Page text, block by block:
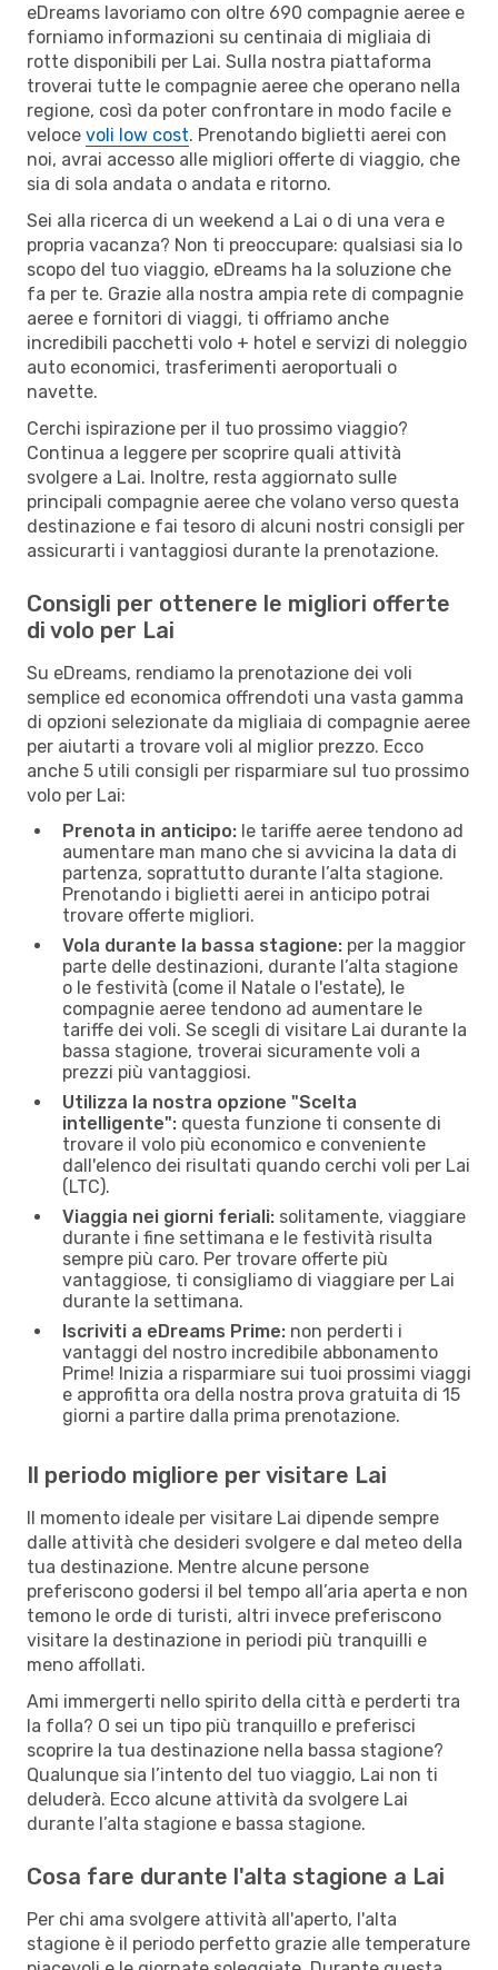
eDreams lavoriamo con oltre 690 compagnie aeree e
forniamo informazioni su centinaia di migliaia di
rotte disponibili per Lai. Sulla nostra piattaforma
troverai tutte le compagnie aeree che operano nella
regione, così da poter confrontare in modo facile e
veloce voli low cost. Prenotando biglietti aerei con
noi, avrai accesso alle migliori offerte di viaggio, che
sia di sola andata o andata e ritorno.
Sei alla ricerca di un weekend a Lai o di una vera e
propria vacanza? Non ti preoccupare: qualsiasi sia lo
scopo del tuo viaggio, eDreams ha la soluzione che
fa per te. Grazie alla nostra ampia rete di compagnie
aeree e fornitori di viaggi, ti offriamo anche
incredibili pacchetti volo + hotel e servizi di noleggio
auto economici, trasferimenti aeroportuali o
navette.
Cerchi ispirazione per il tuo prossimo viaggio?
Continua a leggere per scoprire quali attività
svolgere a Lai. Inoltre, resta aggiornato sulle
principali compagnie aeree che volano verso questa
destinazione e fai tesoro di alcuni nostri consigli per
assicurarti i vantaggiosi durante la prenotazione.
Consigli per ottenere le migliori offerte
di volo per Lai
Su eDreams, rendiamo la prenotazione dei voli
semplice ed economica offrendoti una vasta gamma
di opzioni selezionate da migliaia di compagnie aeree
per aiutarti a trovare voli al miglior prezzo. Ecco
anche 5 utili consigli per risparmiare sul tuo prossimo
volo per Lai:
Prenota in anticipo: le tariffe aeree tendono ad
aumentare man mano che si avvicina la data di
partenza, soprattutto durante l’alta stagione.
Prenotando i biglietti aerei in anticipo potrai
trovare offerte migliori.
Vola durante la bassa stagione: per la maggior
parte delle destinazioni, durante l’alta stagione
o le festività (come il Natale o l'estate), le
compagnie aeree tendono ad aumentare le
tariffe dei voli. Se scegli di visitare Lai durante la
bassa stagione, troverai sicuramente voli a
prezzi più vantaggiosi.
Utilizza la nostra opzione "Scelta
intelligente": questa funzione ti consente di
trovare il volo più economico e conveniente
dall'elenco dei risultati quando cerchi voli per Lai
(LTC).
Viaggia nei giorni feriali: solitamente, viaggiare
durante i fine settimana e le festività risulta
sempre più caro. Per trovare offerte più
vantaggiose, ti consigliamo di viaggiare per Lai
durante la settimana.
Iscriviti a eDreams Prime: non perderti i
vantaggi del nostro incredibile abbonamento
Prime! Inizia a risparmiare sui tuoi prossimi viaggi
e approfitta ora della nostra prova gratuita di 15
giorni a partire dalla prima prenotazione.
Il periodo migliore per visitare Lai
Il momento ideale per visitare Lai dipende sempre
dalle attività che desideri svolgere e dal meteo della
tua destinazione. Mentre alcune persone
preferiscono godersi il bel tempo all’aria aperta e non
temono le orde di turisti, altri invece preferiscono
visitare la destinazione in periodi più tranquilli e
meno affollati.
Ami immergerti nello spirito della città e perderti tra
la folla? O sei un tipo più tranquillo e preferisci
scoprire la tua destinazione nella bassa stagione?
Qualunque sia l’intento del tuo viaggio, Lai non ti
deluderà. Ecco alcune attività da svolgere Lai
durante l’alta stagione e bassa stagione.
Cosa fare durante l'alta stagione a Lai
Per chi ama svolgere attività all'aperto, l'alta
stagione è il periodo perfetto grazie alle temperature